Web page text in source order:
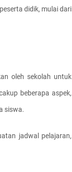
didik, mulai dari
oleh sekolah untuk
beberapa aspek,
siswa.
jadwal pelajaran,